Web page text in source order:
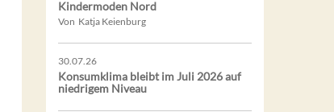
Kindermoden Nord
Von Katja Keienburg
30.07.26
Konsumklima bleibt im Juli 2026 auf
niedrigem Niveau